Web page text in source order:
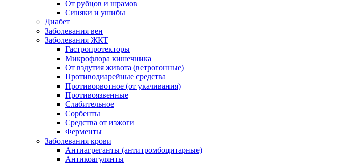
От рубцов и шрамов
Синяки и ушибы
Диабет
Заболевания вен
Заболевания ЖКТ
Гастропротекторы
Микрофлора кишечника
От вздутия живота (ветрогонные)
Противодиарейные средства
Противорвотное (от укачивания)
Противоязвенные
Слабительное
Сорбенты
Средства от изжоги
Ферменты
Заболевания крови
Антиагреганты (антитромбоцитарные)
Антикоагулянты